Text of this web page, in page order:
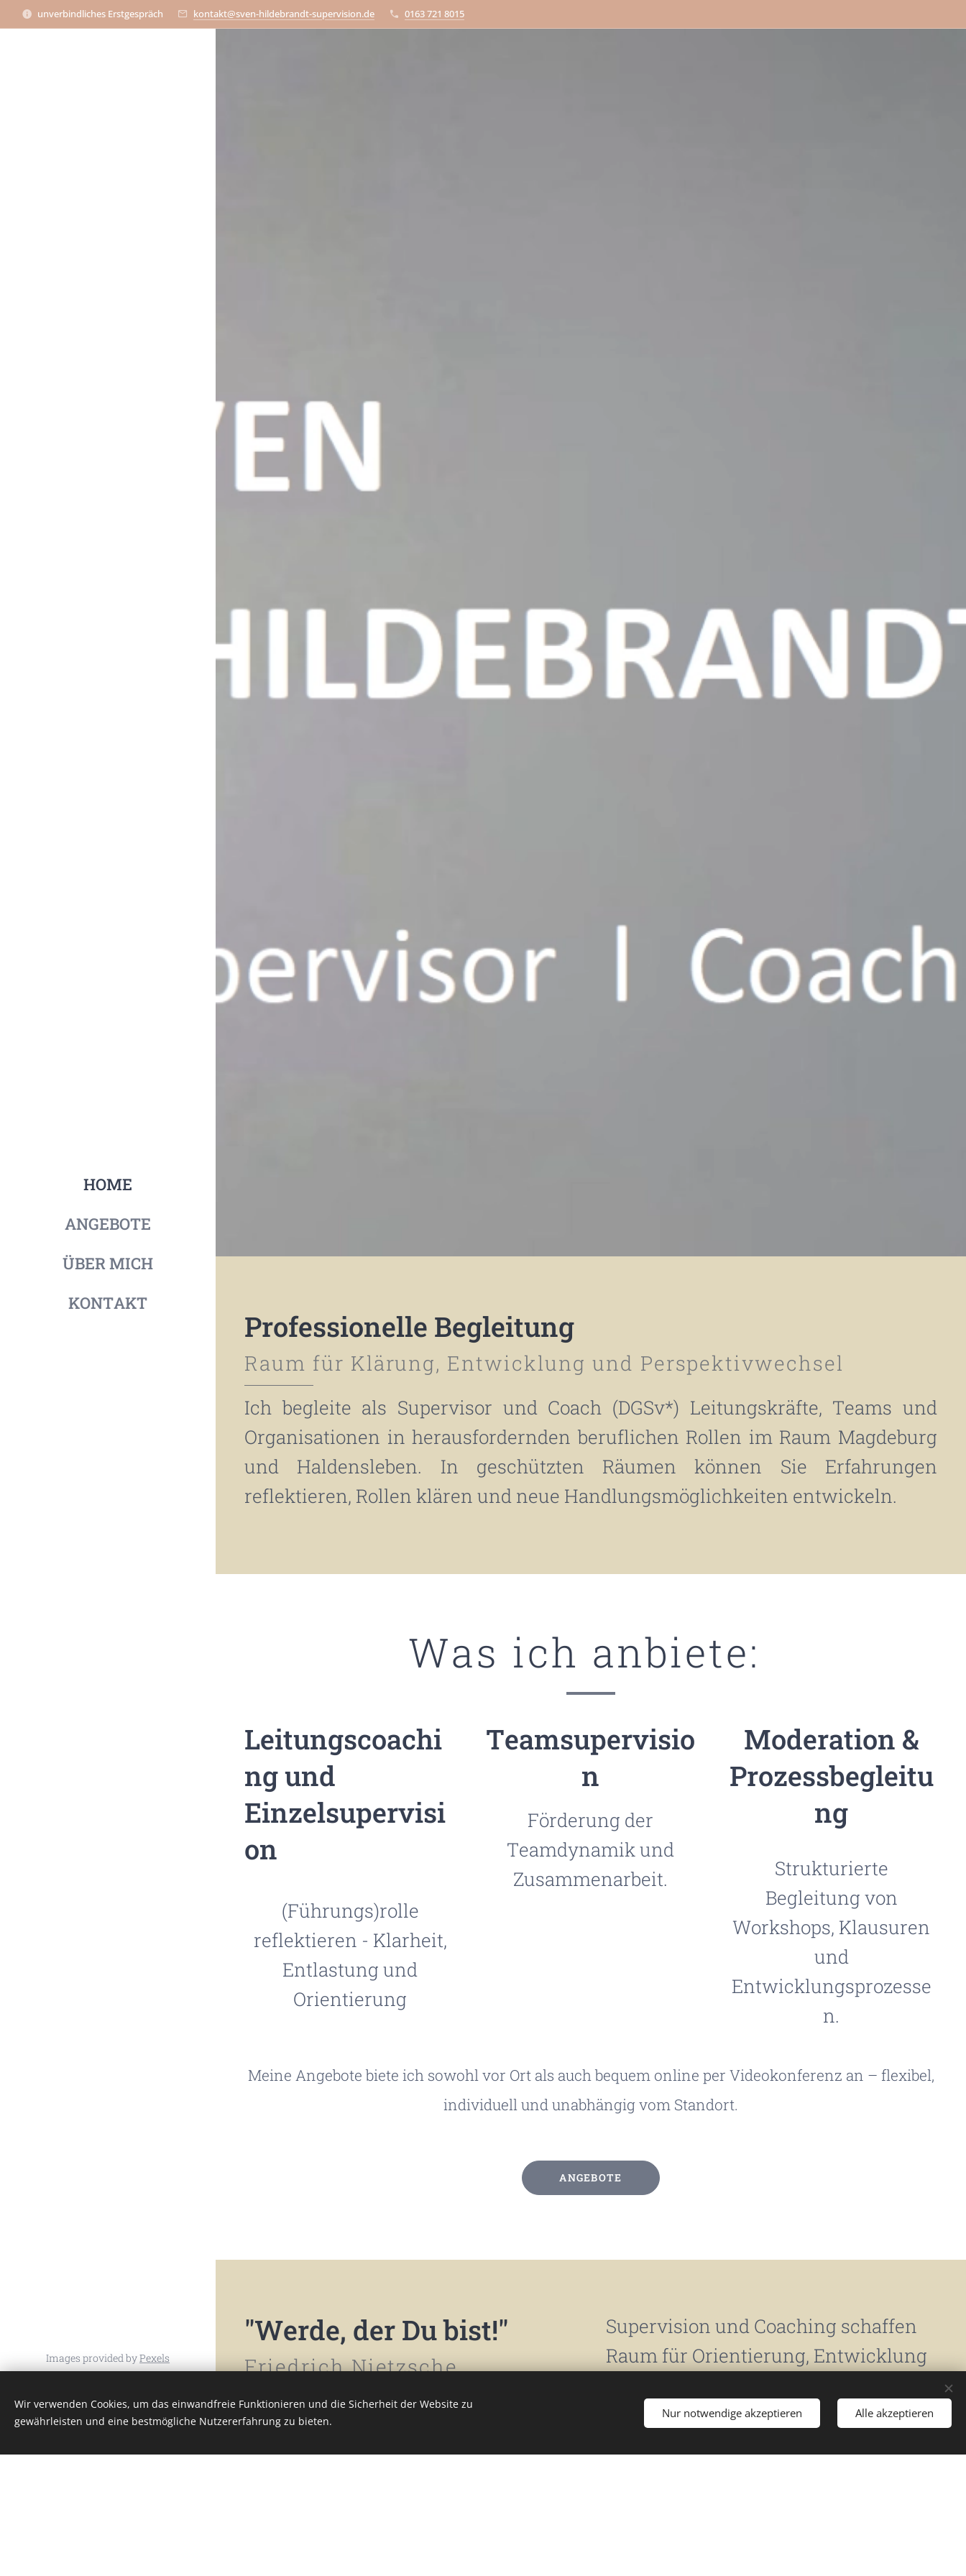
unverbindliches Erstgespräch kontakt@sven-hildebrandt-supervision.de 0163 721 8015
HOME
ANGEBOTE
ÜBER MICH
KONTAKT
Professionelle Begleitung
Raum für Klärung, Entwicklung und Perspektivwechsel
Ich begleite als Supervisor und Coach (DGSv*) Leitungskräfte, Teams und
Organisationen in herausfordernden beruflichen Rollen im Raum Magdeburg
und Haldensleben. In geschützten Räumen können Sie Erfahrungen
reflektieren, Rollen klären und neue Handlungsmöglichkeiten entwickeln.
Was ich anbiete:
Leitungscoachi
ng und
Einzelsupervisi
on
(Führungs)rolle
reflektieren - Klarheit,
Entlastung und
Orientierung
Teamsupervisio
n
Förderung der
Teamdynamik und
Zusammenarbeit.
Moderation &
Prozessbegleitu
ng
Strukturierte
Begleitung von
Workshops, Klausuren
und
Entwicklungsprozesse
n.
Meine Angebote biete ich sowohl vor Ort als auch bequem online per Videokonferenz an – flexibel,
individuell und unabhängig vom Standort.
ANGEBOTE
"Werde, der Du bist!"
Friedrich Nietzsche
Supervision und Coaching schaffen
Raum für Orientierung, Entwicklung
ansteht.
Mit langjähriger Erfahrung in
Images provided byPexels
Rechte vorbehalten. |
Impressum
Datenschutz
Wir verwenden Cookies, um das einwandfreie Funktionieren und die Sicherheit der Website zu
gewährleisten und eine bestmögliche Nutzererfahrung zu bieten.
Nur notwendige akzeptieren Alle akzeptieren